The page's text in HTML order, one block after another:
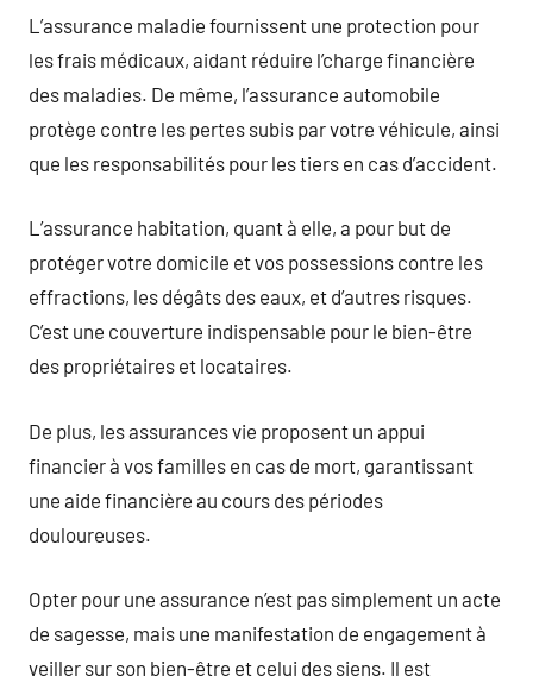
L’assurance maladie fournissent une protection pour
les frais médicaux, aidant réduire l’charge financière
des maladies. De même, l’assurance automobile
protège contre les pertes subis par votre véhicule, ainsi
que les responsabilités pour les tiers en cas d’accident.
L’assurance habitation, quant à elle, a pour but de
protéger votre domicile et vos possessions contre les
effractions, les dégâts des eaux, et d’autres risques.
C’est une couverture indispensable pour le bien-être
des propriétaires et locataires.
De plus, les assurances vie proposent un appui
financier à vos familles en cas de mort, garantissant
une aide financière au cours des périodes
douloureuses.
Opter pour une assurance n’est pas simplement un acte
de sagesse, mais une manifestation de engagement à
veiller sur son bien-être et celui des siens. Il est